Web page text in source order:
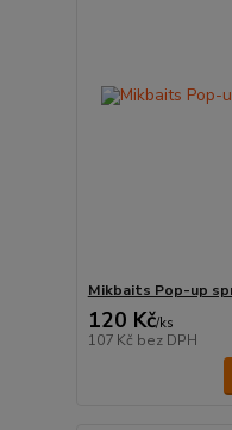
Mikbaits Pop-up
120 Kč/ks
107 Kč bez DPH